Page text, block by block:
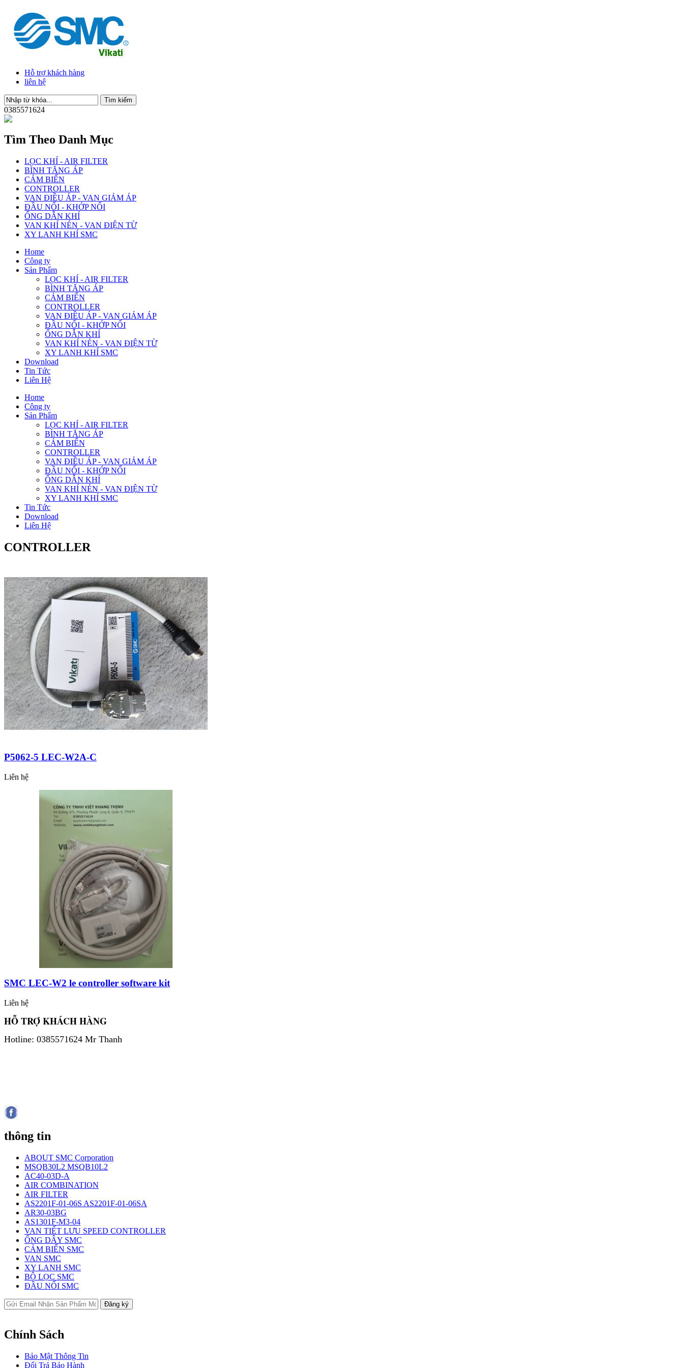
Hỗ trợ khách hàng
liên hệ
0385571624
Tìm Theo Danh Mục
LỌC KHÍ - AIR FILTER
BÌNH TĂNG ÁP
CẢM BIẾN
CONTROLLER
VAN ĐIỀU ÁP - VAN GIẢM ÁP
ĐẦU NỐI - KHỚP NỐI
ỐNG DẪN KHÍ
VAN KHÍ NÉN - VAN ĐIỆN TỪ
XY LANH KHÍ SMC
Home
Công ty
Sản Phẩm
LỌC KHÍ - AIR FILTER
BÌNH TĂNG ÁP
CẢM BIẾN
CONTROLLER
VAN ĐIỀU ÁP - VAN GIẢM ÁP
ĐẦU NỐI - KHỚP NỐI
ỐNG DẪN KHÍ
VAN KHÍ NÉN - VAN ĐIỆN TỪ
XY LANH KHÍ SMC
Download
Tin Tức
Liên Hệ
Home
Công ty
Sản Phẩm
LỌC KHÍ - AIR FILTER
BÌNH TĂNG ÁP
CẢM BIẾN
CONTROLLER
VAN ĐIỀU ÁP - VAN GIẢM ÁP
ĐẦU NỐI - KHỚP NỐI
ỐNG DẪN KHÍ
VAN KHÍ NÉN - VAN ĐIỆN TỪ
XY LANH KHÍ SMC
Tin Tức
Download
Liên Hệ
CONTROLLER
P5062-5 LEC-W2A-C
Liên hệ
SMC LEC-W2 le controller software kit
Liên hệ
HỖ TRỢ KHÁCH HÀNG
Hotline: 0385571624 Mr Thanh
thông tin
ABOUT SMC Corporation
MSQB30L2 MSQB10L2
AC40-03D-A
AIR COMBINATION
AIR FILTER
AS2201F-01-06S AS2201F-01-06SA
AR30-03BG
AS1301F-M3-04
VAN TIẾT LƯU SPEED CONTROLLER
ỐNG DÂY SMC
CẢM BIẾN SMC
VAN SMC
XY LANH SMC
BỘ LỌC SMC
ĐẦU NỐI SMC
Chính Sách
Bảo Mật Thông Tin
Đổi Trả Bảo Hành